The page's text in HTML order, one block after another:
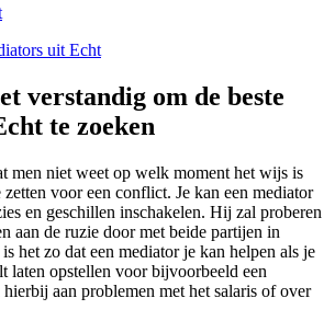
uit Echt
verstandig om de beste
te zoeken
men niet weet op welk moment het wijs is
voor een conflict. Je kan een mediator
en geschillen inschakelen. Hij zal proberen
aan de ruzie door met beide partijen in
het zo dat een mediator je kan helpen als je
laten opstellen voor bijvoorbeeld een
aan problemen met het salaris of over